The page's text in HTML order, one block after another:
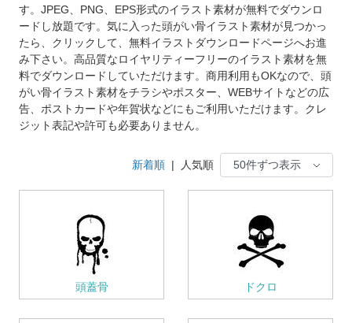
す。JPEG、PNG、EPS形式のイラスト素材が無料でダウンロ
ードし放題です。気に入った頭がい骨イラスト素材が見つかっ
たら、クリックして、無料イラストダウンロードページへお進
み下さい。高品質なロイヤリティーフリーのイラスト素材を無
料でダウンロードしていただけます。商用利用もOKなので、頭
がい骨イラスト素材をチラシやポスター、WEBサイトなどの広
告、ポストカードや年賀状などにもご利用いただけます。クレ
ジット表記や許可も必要ありません。
新着順 | 人気順
頭蓋骨 ドクロ